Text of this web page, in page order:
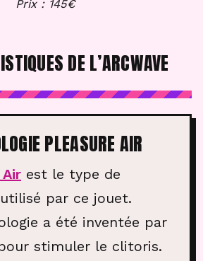
Prix : 145€
DE L’ARCWAVE
PLEASURE AIR
est le type de
par ce jouet.
a été inventée par
stimuler le clitoris.